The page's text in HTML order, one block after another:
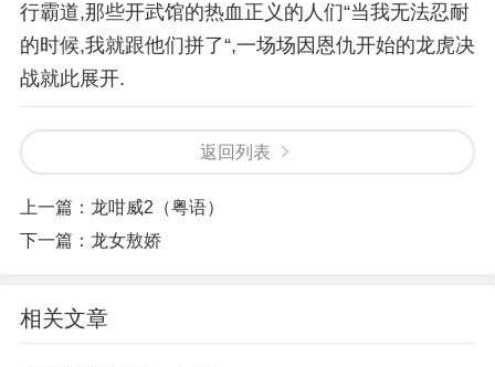
行霸道,那些开武馆的热血正义的人们“当我无法忍耐
的时候,我就跟他们拼了“,一场场因恩仇开始的龙虎决
战就此展开.
返回列表
上一篇： 龙咁威2（粤语）
下一篇： 龙女敖娇
相关文章